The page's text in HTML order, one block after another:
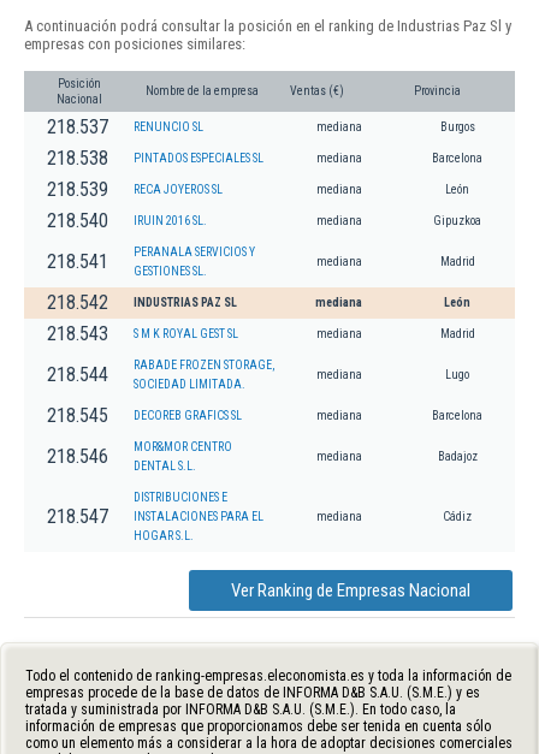
A continuación podrá consultar la posición en el ranking de Industrias Paz Sl y
empresas con posiciones similares:
Posición
Nacional
Nombre de la empresa Ventas (€) Provincia
218.537 RENUNCIO SL mediana Burgos
218.538 PINTADOS ESPECIALES SL mediana Barcelona
218.539 RECA JOYEROS SL mediana León
218.540 IRUIN 2016 SL. mediana Gipuzkoa
218.541
PERANALA SERVICIOS Y
GESTIONES SL.
mediana Madrid
218.542 INDUSTRIAS PAZ SL mediana León
218.543 S M K ROYAL GEST SL mediana Madrid
218.544
RABADE FROZEN STORAGE,
SOCIEDAD LIMITADA.
mediana Lugo
218.545 DECOREB GRAFICS SL mediana Barcelona
218.546
MOR&MOR CENTRO
DENTAL S.L.
mediana Badajoz
218.547
DISTRIBUCIONES E
INSTALACIONES PARA EL
HOGAR S.L.
mediana Cádiz
Ver Ranking de Empresas Nacional
Todo el contenido de ranking-empresas.eleconomista.es y toda la información de
empresas procede de la base de datos de INFORMA D&B S.A.U. (S.M.E.) y es
tratada y suministrada por INFORMA D&B S.A.U. (S.M.E.). En todo caso, la
información de empresas que proporcionamos debe ser tenida en cuenta sólo
como un elemento más a considerar a la hora de adoptar decisiones comerciales